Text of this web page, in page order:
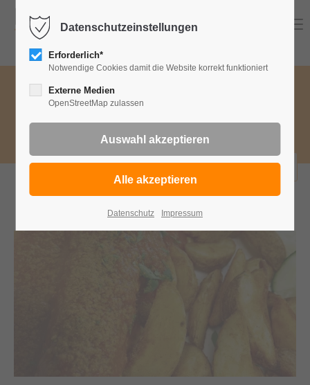
Speisekategorie wählen
Currywurst & Snacksbestellen
Datenschutzeinstellungen
Erforderlich*
Notwendige Cookies damit die Website korrekt funktioniert
Externe Medien
OpenStreetMap zulassen
Datenschutz Impressum